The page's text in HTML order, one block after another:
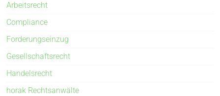
Arbeitsrecht
Compliance
Forderungseinzug
Gesellschaftsrecht
Handelsrecht
horak Rechtsanwälte